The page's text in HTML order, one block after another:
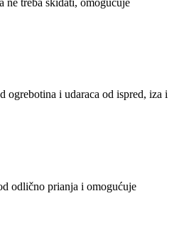
ogrebotina i udaraca od ispred, iza i
odlično prianja i omogućuje